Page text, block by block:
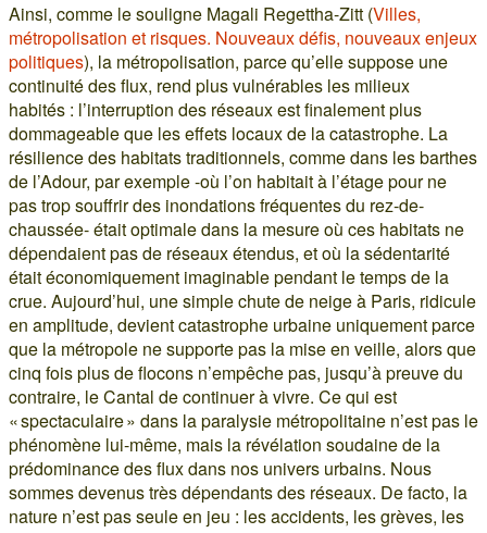
Ainsi, comme le souligne Magali Regettha-Zitt (Villes,
métropolisation et risques. Nouveaux défis, nouveaux enjeux
politiques), la métropolisation, parce qu’elle suppose une
continuité des flux, rend plus vulnérables les milieux
habités : l’interruption des réseaux est finalement plus
dommageable que les effets locaux de la catastrophe. La
résilience des habitats traditionnels, comme dans les barthes
de l’Adour, par exemple -où l’on habitait à l’étage pour ne
pas trop souffrir des inondations fréquentes du rez-de-
chaussée- était optimale dans la mesure où ces habitats ne
dépendaient pas de réseaux étendus, et où la sédentarité
était économiquement imaginable pendant le temps de la
crue. Aujourd’hui, une simple chute de neige à Paris, ridicule
en amplitude, devient catastrophe urbaine uniquement parce
que la métropole ne supporte pas la mise en veille, alors que
cinq fois plus de flocons n’empêche pas, jusqu’à preuve du
contraire, le Cantal de continuer à vivre. Ce qui est
« spectaculaire » dans la paralysie métropolitaine n’est pas le
phénomène lui-même, mais la révélation soudaine de la
prédominance des flux dans nos univers urbains. Nous
sommes devenus très dépendants des réseaux. De facto, la
nature n’est pas seule en jeu : les accidents, les grèves, les